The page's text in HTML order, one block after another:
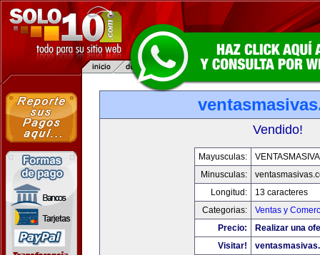
Vendido!
Mayusculas:
Minusculas:
Longitud:
13 caracteres
Categorias:
Ventas y
Precio:
Realizar una
Visitar!